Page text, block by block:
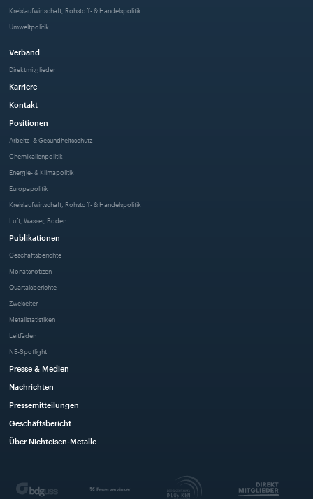
Kreislaufwirtschaft, Rohstoff- & Handelspolitik
Umweltpolitik
Verband
Direktmitglieder
Karriere
Kontakt
Positionen
Arbeits- & Gesundheitsschutz
Chemikalienpolitik
Energie- & Klimapolitik
Europapolitik
Kreislaufwirtschaft, Rohstoff- & Handelspolitik
Luft, Wasser, Boden
Publikationen
Geschäftsberichte
Monatsnotizen
Quartalsberichte
Zweiseiter
Metallstatistiken
Leitfäden
NE-Spotlight
Presse & Medien
Nachrichten
Pressemitteilungen
Geschäftsbericht
Über Nichteisen-Metalle